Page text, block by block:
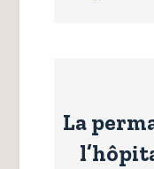
La